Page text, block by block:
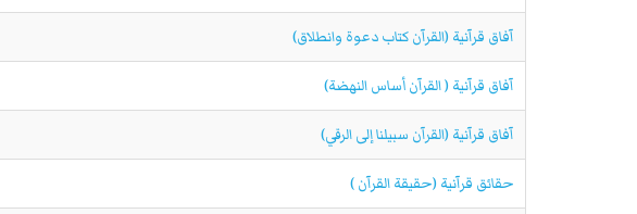
آفاق قرآنية (القرآن كتاب دعوة وانطلاق)
آفاق قرآنية ( القرآن أساس النهضة)
آفاق قرآنية (القرآن سبيلنا إلى الرقي)
حقائق قرآنية (حقيقة القرآن )